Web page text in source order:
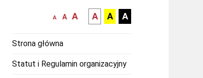
mniejsza
A
normalna
A
większa-
czcionka
A
kontrast
czarny
białym
A
kontrast
czarny
zółtym
A
kontrast
żółty
A
Strona główna
Statut i Regulamin organizacyjny